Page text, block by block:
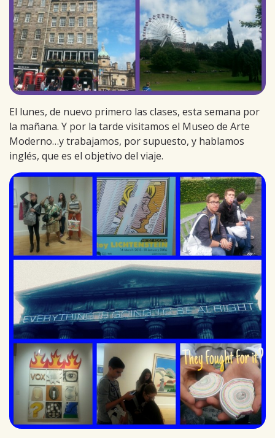
El lunes, de nuevo primero las clases, esta semana por
la mañana. Y por la tarde visitamos el Museo de Arte
Moderno…y trabajamos, por supuesto, y hablamos
inglés, que es el objetivo del viaje.